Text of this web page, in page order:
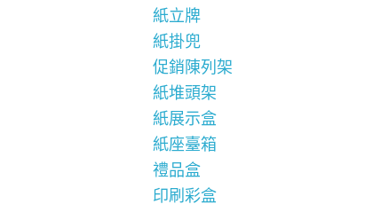
紙立牌
紙掛兜
促銷陳列架
紙堆頭架
紙展示盒
紙座臺箱
禮品盒
印刷彩盒